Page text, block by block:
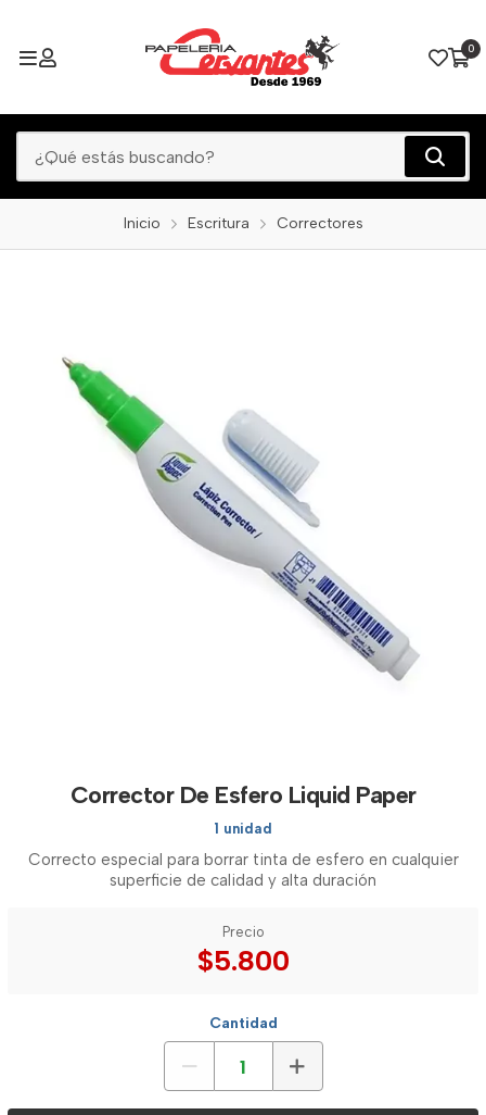
0
Inicio Escritura Correctores
Corrector De Esfero Liquid Paper
1 unidad
Correcto especial para borrar tinta de esfero en cualquier
superficie de calidad y alta duración
Precio
$5.800
Cantidad